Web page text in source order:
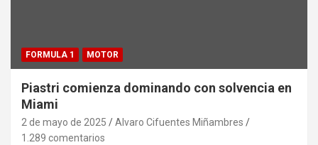
FORMULA 1 MOTOR
Piastri comienza dominando con solvencia en
Miami
2 de mayo de 2025
Alvaro Cifuentes Miñambres
1.289 comentarios